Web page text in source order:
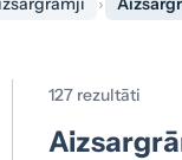
127 rezultāti